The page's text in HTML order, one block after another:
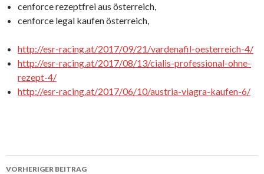
cenforce rezeptfrei aus österreich,
cenforce legal kaufen österreich,
http://esr-racing.at/2017/09/21/vardenafil-oesterreich-4/
http://esr-racing.at/2017/08/13/cialis-professional-ohne-
rezept-4/
http://esr-racing.at/2017/06/10/austria-viagra-kaufen-6/
VORHERIGER BEITRAG